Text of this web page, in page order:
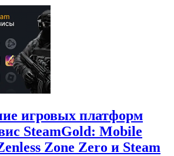
игровых платформ
SteamGold: Mobile
Zone Zero и Steam